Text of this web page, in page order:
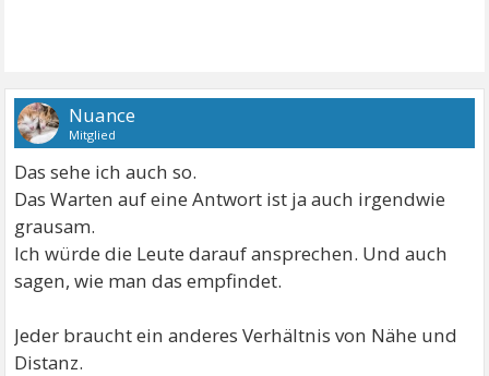
Nuance
Mitglied
Das sehe ich auch so.
Das Warten auf eine Antwort ist ja auch irgendwie
grausam.
Ich würde die Leute darauf ansprechen. Und auch
sagen, wie man das empfindet.
Jeder braucht ein anderes Verhältnis von Nähe und
Distanz.